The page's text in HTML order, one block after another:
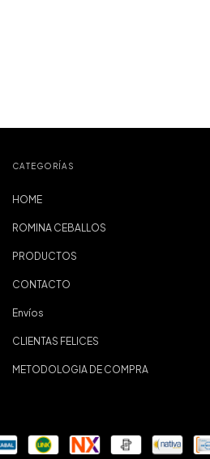
CATEGORÍAS
HOME
ROMINA CEBALLOS
PRODUCTOS
CONTACTO
Envíos
CLIENTAS FELICES
METODOLOGIA DE COMPRA